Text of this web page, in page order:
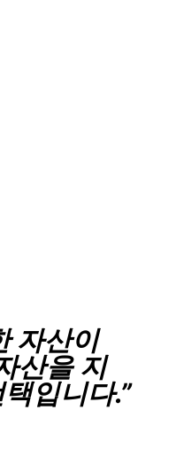
자산이
산을 지
입니다.”